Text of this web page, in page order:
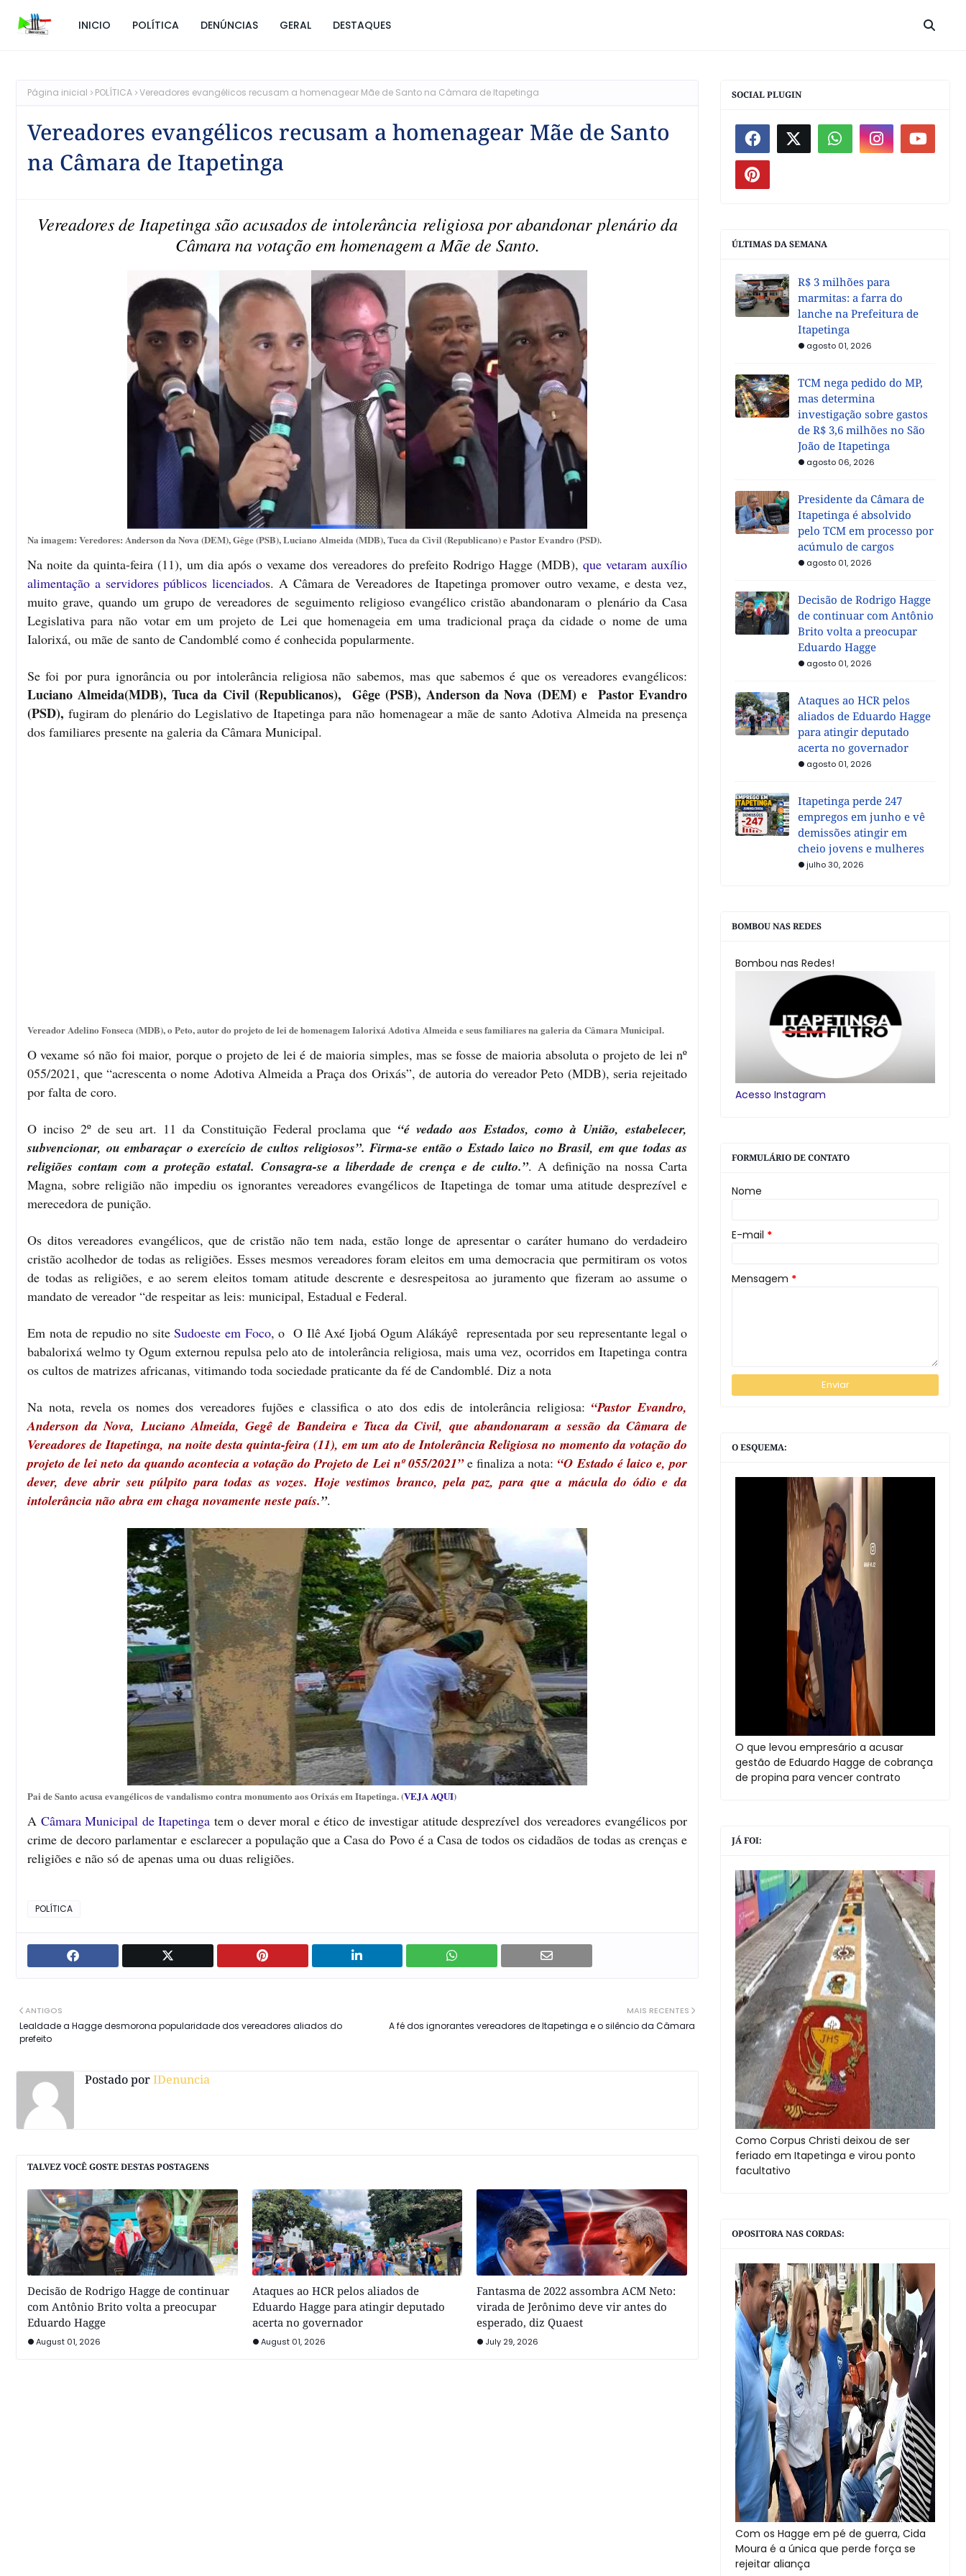
INICIO POLÍTICA DENÚNCIAS GERAL DESTAQUES
Página inicial POLÍTICA Vereadores evangélicos recusam a homenagear Mãe de Santo na Câmara de Itapetinga
Vereadores evangélicos recusam a homenagear Mãe de Santo
na Câmara de Itapetinga
Vereadores de Itapetinga são acusados de intolerância religiosa por abandonar plenário da
Câmara na votação em homenagem a Mãe de Santo.
Na imagem: Veredores: Anderson da Nova (DEM), Gêge (PSB), Luciano Almeida (MDB), Tuca da Civil (Republicano) e Pastor Evandro (PSD).
Na noite da quinta-feira (11), um dia após o vexame dos vereadores do prefeito Rodrigo Hagge (MDB), que vetaram auxílio
alimentação a servidores públicos licenciados. A Câmara de Vereadores de Itapetinga promover outro vexame, e desta vez,
muito grave, quando um grupo de vereadores de seguimento religioso evangélico cristão abandonaram o plenário da Casa
Legislativa para não votar em um projeto de Lei que homenageia em uma tradicional praça da cidade o nome de uma
Ialorixá, ou mãe de santo de Candomblé como é conhecida popularmente.
Se foi por pura ignorância ou por intolerância religiosa não sabemos, mas que sabemos é que os vereadores evangélicos:
Luciano Almeida(MDB), Tuca da Civil (Republicanos), Gêge (PSB), Anderson da Nova (DEM) e Pastor Evandro
(PSD), fugiram do plenário do Legislativo de Itapetinga para não homenagear a mãe de santo Adotiva Almeida na presença
dos familiares presente na galeria da Câmara Municipal.
Vereador Adelino Fonseca (MDB), o Peto, autor do projeto de lei de homenagem Ialorixá Adotiva Almeida e seus familiares na galeria da Câmara Municipal.
O vexame só não foi maior, porque o projeto de lei é de maioria simples, mas se fosse de maioria absoluta o projeto de lei nº
055/2021, que “acrescenta o nome Adotiva Almeida a Praça dos Orixás”, de autoria do vereador Peto (MDB), seria rejeitado
por falta de coro.
O inciso 2º de seu art. 11 da Constituição Federal proclama que “é vedado aos Estados, como à União, estabelecer,
subvencionar, ou embaraçar o exercício de cultos religiosos”. Firma-se então o Estado laico no Brasil, em que todas as
religiões contam com a proteção estatal. Consagra-se a liberdade de crença e de culto.”. A definição na nossa Carta
Magna, sobre religião não impediu os ignorantes vereadores evangélicos de Itapetinga de tomar uma atitude desprezível e
merecedora de punição.
Os ditos vereadores evangélicos, que de cristão não tem nada, estão longe de apresentar o caráter humano do verdadeiro
cristão acolhedor de todas as religiões. Esses mesmos vereadores foram eleitos em uma democracia que permitiram os votos
de todas as religiões, e ao serem eleitos tomam atitude descrente e desrespeitosa ao juramento que fizeram ao assume o
mandato de vereador “de respeitar as leis: municipal, Estadual e Federal.
Em nota de repudio no siteSudoeste em Foco, o O Ilê Axé Ijobá Ogum Alákáyê representada por seu representante legal o
babalorixá welmo ty Ogum externou repulsa pelo ato de intolerância religiosa, mais uma vez, ocorridos em Itapetinga contra
os cultos de matrizes africanas, vitimando toda sociedade praticante da fé de Candomblé. Diz a nota
Na nota, revela os nomes dos vereadores fujões e classifica o ato dos edis de intolerância religiosa: “Pastor Evandro,
Anderson da Nova, Luciano Almeida, Gegê de Bandeira e Tuca da Civil, que abandonaram a sessão da Câmara de
Vereadores de Itapetinga, na noite desta quinta-feira (11), em um ato de Intolerância Religiosa no momento da votação do
projeto de lei neto da quando acontecia a votação do Projeto de Lei nº 055/2021”e finaliza a nota: “O Estado é laico e, por
dever, deve abrir seu púlpito para todas as vozes. Hoje vestimos branco, pela paz, para que a mácula do ódio e da
intolerância não abra em chaga novamente neste país.”.
Pai de Santo acusa evangélicos de vandalismo contra monumento aos Orixás em Itapetinga. (VEJA AQUI)
A Câmara Municipal de Itapetinga tem o dever moral e ético de investigar atitude desprezível dos vereadores evangélicos por
crime de decoro parlamentar e esclarecer a população que a Casa do Povo é a Casa de todos os cidadãos de todas as crenças e
religiões e não só de apenas uma ou duas religiões.
POLÍTICA
MAIS RECENTES
A fé dos ignorantes vereadores de Itapetinga e o silêncio da Câmara
ANTIGOS
Lealdade a Hagge desmorona popularidade dos vereadores aliados do
prefeito
Postado porIDenuncia
TALVEZ VOCÊ GOSTE DESTAS POSTAGENS
Decisão de Rodrigo Hagge de continuar
com Antônio Brito volta a preocupar
Eduardo Hagge
August 01, 2026
Ataques ao HCR pelos aliados de
Eduardo Hagge para atingir deputado
acerta no governador
August 01, 2026
Fantasma de 2022 assombra ACM Neto:
virada de Jerônimo deve vir antes do
esperado, diz Quaest
July 29, 2026
SOCIAL PLUGIN
ÚLTIMAS DA SEMANA
R$ 3 milhões para
marmitas: a farra do
lanche na Prefeitura de
Itapetinga
agosto 01, 2026
TCM nega pedido do MP,
mas determina
investigação sobre gastos
de R$ 3,6 milhões no São
João de Itapetinga
agosto 06, 2026
Presidente da Câmara de
Itapetinga é absolvido
pelo TCM em processo por
acúmulo de cargos
agosto 01, 2026
Decisão de Rodrigo Hagge
de continuar com Antônio
Brito volta a preocupar
Eduardo Hagge
agosto 01, 2026
Ataques ao HCR pelos
aliados de Eduardo Hagge
para atingir deputado
acerta no governador
agosto 01, 2026
Itapetinga perde 247
empregos em junho e vê
demissões atingir em
cheio jovens e mulheres
julho 30, 2026
BOMBOU NAS REDES
Bombou nas Redes!
Acesso Instagram
FORMULÁRIO DE CONTATO
Nome
E-mail *
Mensagem *
O ESQUEMA:
O que levou empresário a acusar
gestão de Eduardo Hagge de cobrança
de propina para vencer contrato
JÁ FOI:
Como Corpus Christi deixou de ser
feriado em Itapetinga e virou ponto
facultativo
OPOSITORA NAS CORDAS:
Com os Hagge em pé de guerra, Cida
Moura é a única que perde força se
rejeitar aliança